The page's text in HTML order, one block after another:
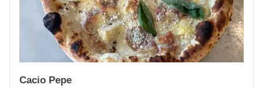
Cacio Pepe